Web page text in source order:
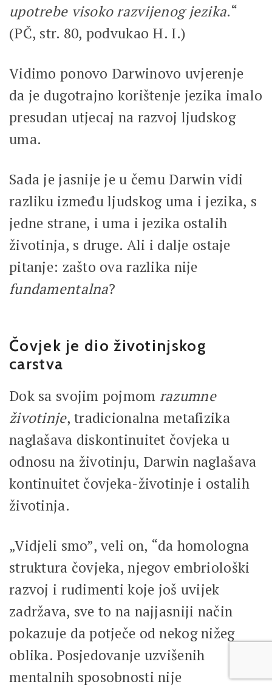
upotrebe visoko razvijenog jezika.“
(PČ, str. 80, podvukao H. I.)
Vidimo ponovo Darwinovo uvjerenje
da je dugotrajno korištenje jezika imalo
presudan utjecaj na razvoj ljudskog
uma.
Sada je jasnije je u čemu Darwin vidi
razliku između ljudskog uma i jezika, s
jedne strane, i uma i jezika ostalih
životinja, s druge. Ali i dalje ostaje
pitanje: zašto ova razlika nije
fundamentalna?
Čovjek je dio životinjskog
carstva
Dok sa svojim pojmom razumne
životinje, tradicionalna metafizika
naglašava diskontinuitet čovjeka u
odnosu na životinju, Darwin naglašava
kontinuitet čovjeka-životinje i ostalih
životinja.
„Vidjeli smo”, veli on, “da homologna
struktura čovjeka, njegov embriološki
razvoj i rudimenti koje još uvijek
zadržava, sve to na najjasniji način
pokazuje da potječe od nekog nižeg
oblika. Posjedovanje uzvišenih
mentalnih sposobnosti nije